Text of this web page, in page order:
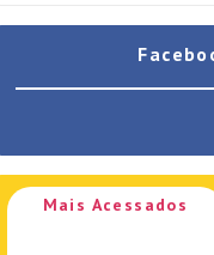
Mais Acessados